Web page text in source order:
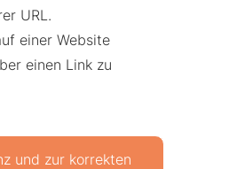
URL.
einer Website
einen Link zu
und zur korrekten